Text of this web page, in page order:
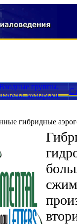
группы,
козырьки
гибридные